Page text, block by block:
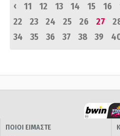
‹
11 12 13 14 15 16
22
23 24 25 26 27
34
35 36 37 38 39
ΠΟΙΟΙ ΕΙΜΑΣΤΕ